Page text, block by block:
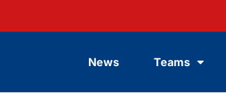
News Teams